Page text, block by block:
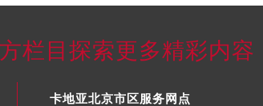
栏目探索更多精彩内容
卡地亚北京市区服务网点